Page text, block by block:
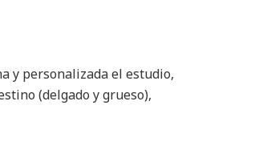
y personalizada el estudio,
(delgado y grueso),